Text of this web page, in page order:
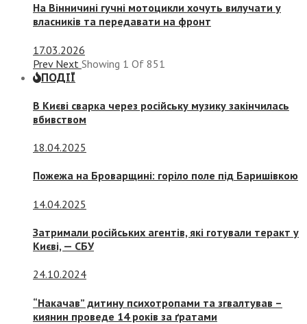
На Вінничині гучні мотоцикли хочуть вилучати у
власників та передавати на фронт
17.03.2026
Prev Next Showing 1 Of 851
ПОДІЇ
В Києві сварка через російську музику закінчилась
вбивством
18.04.2025
Пожежа на Броварщині: горіло поле під Баришівкою
14.04.2025
Затримали російських агентів, які готували теракт у
Києві, — СБУ
24.10.2024
“Накачав” дитину психотропами та згвалтував –
киянин проведе 14 років за ґратами